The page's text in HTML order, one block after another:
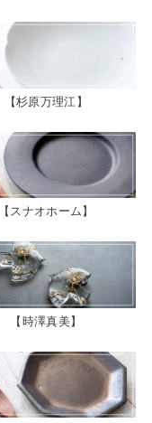
杉原万理江
スナオホーム
時澤真美